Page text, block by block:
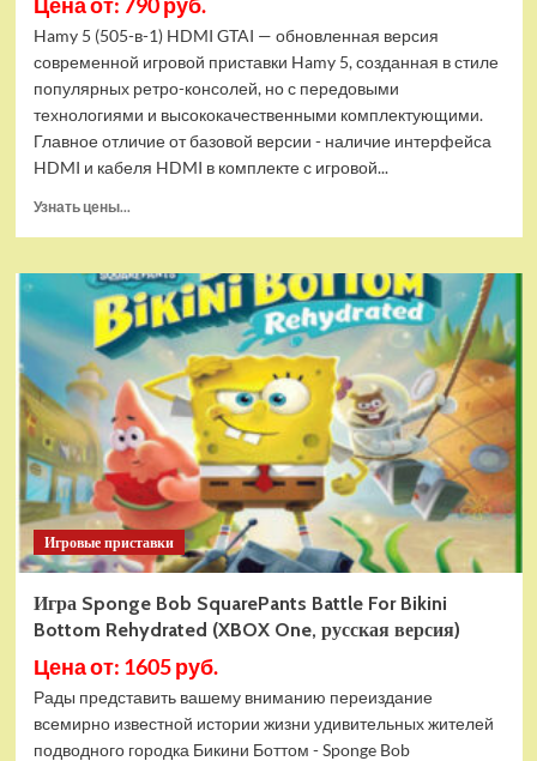
Hamy 5 (505-в-1) HDMI GTAI — обновленная версия
современной игровой приставки Hamy 5, созданная в стиле
популярных ретро-консолей, но с передовыми
технологиями и высококачественными комплектующими.
Главное отличие от базовой версии - наличие интерфейса
HDMI и кабеля HDMI в комплекте с игровой...
Узнать цены...
Игровая
приставка
Hamy
5
(505-
в-1)
HDMI
GTA
Игровые приставки
Игра Sponge Bob SquarePants Battle For Bikini
Bottom Rehydrated (XBOX One, русская версия)
Цена от: 1605 руб.
Рады представить вашему вниманию переиздание
всемирно известной истории жизни удивительных жителей
подводного городка Бикини Боттом - Sponge Bob